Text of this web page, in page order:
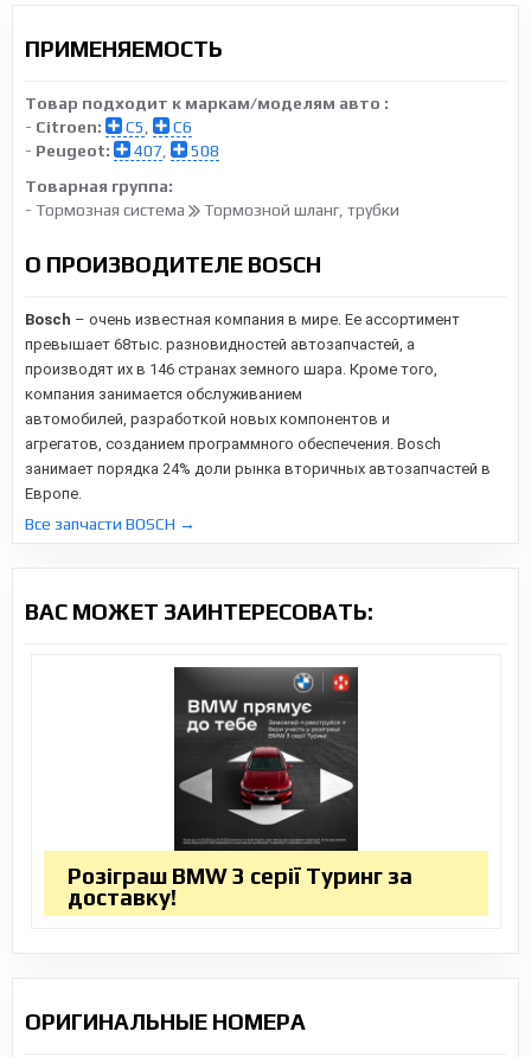
ПРИМЕНЯЕМОСТЬ
Товар подходит к маркам/моделям авто :
- Citroen: C5
C6
- Peugeot: 407
508
Товарная группа:
- Тормозная система
Тормозной шланг, трубки
О ПРОИЗВОДИТЕЛЕ BOSCH
Bosch – очень известная компания в мире. Ее ассортимент
превышает 68тыс. разновидностей автозапчастей, а
производят их в 146 странах земного шара. Кроме того,
компания занимается обслуживанием
автомобилей, разработкой новых компонентов и
агрегатов, созданием программного обеспечения. Bosch
занимает порядка 24% доли рынка вторичных автозапчастей в
Европе.
Все запчасти BOSCH →
ВАС МОЖЕТ ЗАИНТЕРЕСОВАТЬ:
Розіграш BMW 3 серії Туринг за
доставку!
ОРИГИНАЛЬНЫЕ НОМЕРА